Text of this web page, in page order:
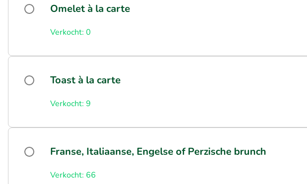
Omelet à la carte
Verkocht: 0
Toast à la carte
Verkocht: 9
Franse, Italiaanse, Engelse of Perzische brunch
Verkocht: 66